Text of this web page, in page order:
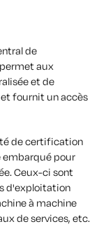
de
aux
et de
fournit un accès
de certification
embarqué pour
Ceux-ci sont
d'exploitation
à machine
de services, etc.